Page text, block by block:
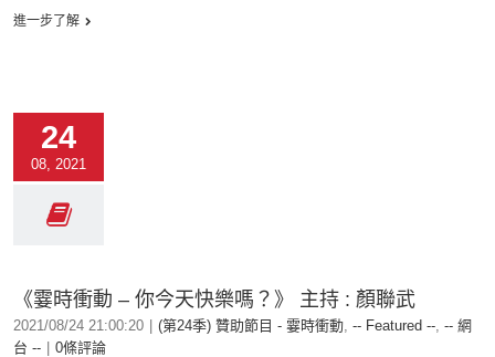
進一步了解
24
08, 2021
《霎時衝動 – 你今天快樂嗎？》 主持 : 顏聯武
2021/08/24 21:00:20 (第24季) 贊助節目 - 霎時衝動, -- Featured --, -- 網
台 --
0條評論